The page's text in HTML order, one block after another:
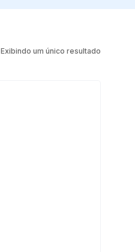
Exibindo um único resultado